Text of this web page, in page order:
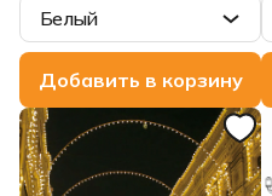
Белый
Белый
Черный
Добавить в корзину